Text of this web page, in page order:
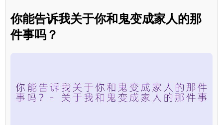
你能告诉我关于你和鬼变成家人的那
件事吗？